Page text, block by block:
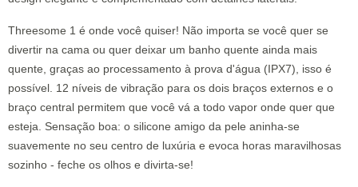
Threesome 1 é onde você quiser! Não importa se você quer se
divertir na cama ou quer deixar um banho quente ainda mais
quente, graças ao processamento à prova d'água (IPX7), isso é
possível. 12 níveis de vibração para os dois braços externos e o
braço central permitem que você vá a todo vapor onde quer que
esteja. Sensação boa: o silicone amigo da pele aninha-se
suavemente no seu centro de luxúria e evoca horas maravilhosas
sozinho - feche os olhos e divirta-se!